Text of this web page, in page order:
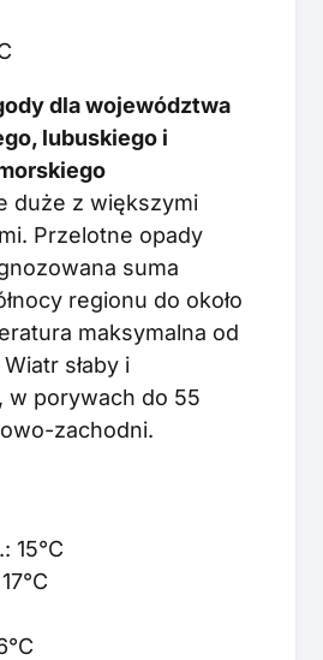
dla województwa
lubuskiego i
duże z większymi
Przelotne opady
suma
regionu do około
maksymalna od
Wiatr słaby i
w porywach do 55
zachodni.
15°C